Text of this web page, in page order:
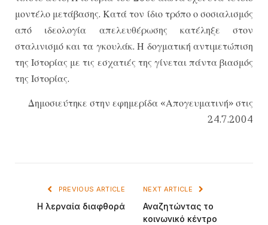
μοντέλο μετάβασης. Κατά τον ίδιο τρόπο ο σοσιαλισμός
από ιδεολογία απελευθέρωσης κατέληξε στον
σταλινισμό και τα γκουλάκ. Η δογματική αντιμετώπιση
της Ιστορίας με τις εσχατιές της γίνεται πάντα βιασμός
της Ιστορίας.
Δημοσιεύτηκε στην εφημερίδα «Απογευματινή» στις
24.7.2004
PREVIOUS ARTICLE
Η λερναία διαφθορά
NEXT ARTICLE
Αναζητώντας το
κοινωνικό κέντρο